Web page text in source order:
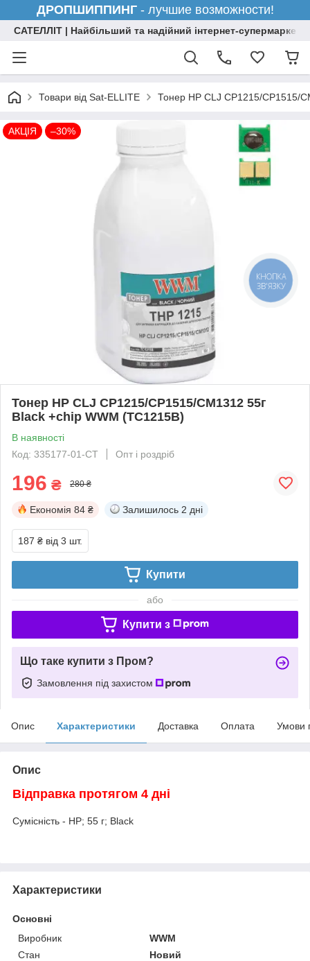
ДРОПШИППИНГ- лучшие возможности!
САТЕЛЛІТ | Найбільший та надійний інтернет-супермаркет
Товари від Sat-ELLITE Тонер HP CLJ CP1215/CP1515/
АКЦІЯ –30%
Тонер HP CLJ CP1215/CP1515/CM1312 55г
Black +chip WWM (TC1215B)
В наявності
Код: 335177-01-СТ
Опт і роздріб
196 ₴ 280 ₴
Економія 84 ₴ Залишилось 2 дні
187 ₴ від 3 шт.
Купити
або
Купити з
Що таке купити з Пром?
Замовлення під захистом
Опис Характеристики Доставка Оплата Умови
Опис
Відправка протягом 4 дні
Сумісність - HP; 55 г; Black
Характеристики
Основні
Виробник
WWM
Стан
Новий
КНОПКА
ЗВ'ЯЗКУ